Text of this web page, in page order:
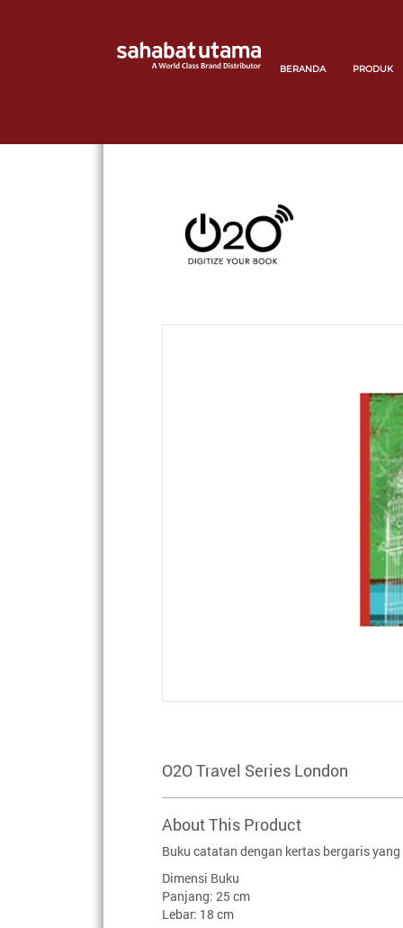
BERANDA PRODUK
O2O Travel Series London
About This Product
Buku catatan dengan kertas bergaris
Dimensi Buku
Panjang: 25 cm
Lebar: 18 cm